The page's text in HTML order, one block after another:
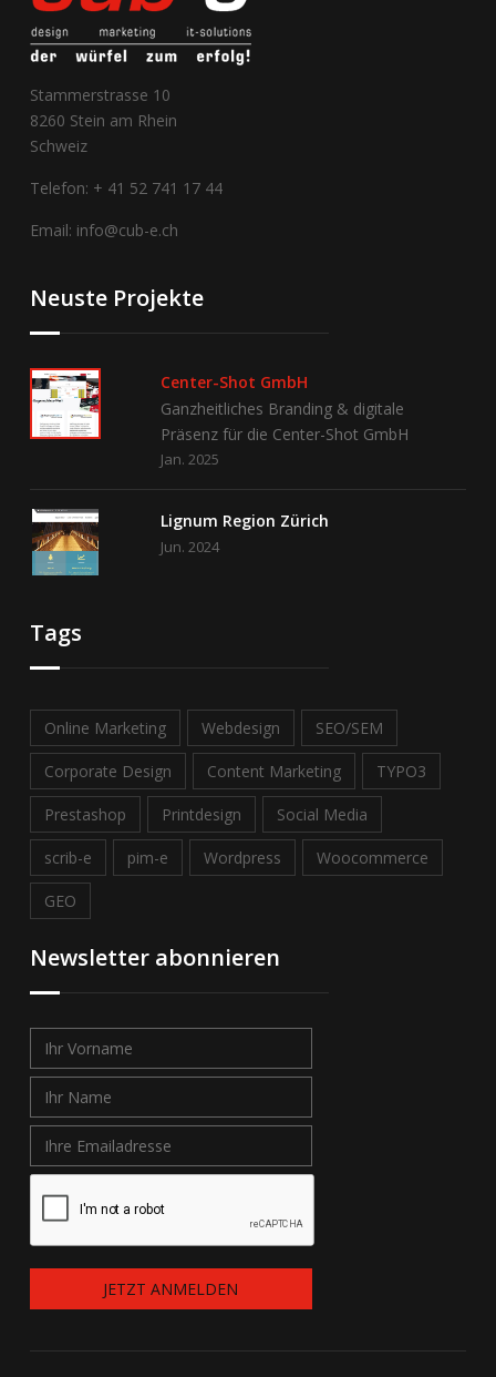
Stammerstrasse 10
8260 Stein am Rhein
Schweiz
Telefon: + 41 52 741 17 44
Email: info@cub-e.ch
Neuste Projekte
Center-Shot GmbH
Ganzheitliches Branding & digitale
Präsenz für die Center-Shot GmbH
Jan. 2025
Lignum Region Zürich
Jun. 2024
Tags
Online Marketing Webdesign SEO/SEM
Corporate Design Content Marketing TYPO3
Prestashop Printdesign Social Media
scrib-e pim-e Wordpress Woocommerce
GEO
Newsletter abonnieren
JETZT ANMELDEN